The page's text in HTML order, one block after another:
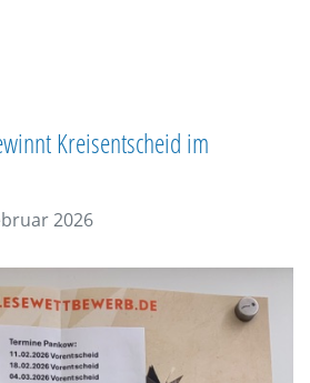
Kreisentscheid im
2026